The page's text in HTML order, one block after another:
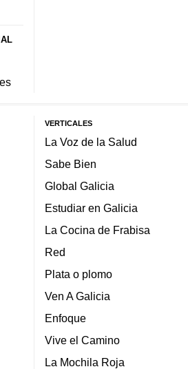
VERTICALES
La Voz de la Salud
Sabe Bien
Global Galicia
Estudiar en Galicia
La Cocina de Frabisa
Red
Plata o plomo
Ven A Galicia
Enfoque
Vive el Camino
La Mochila Roja